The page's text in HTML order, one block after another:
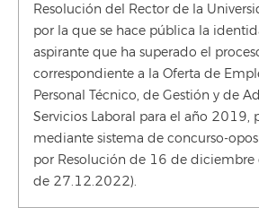
Resolución del Rector de la
por la que se hace pública la
aspirante que ha superado el
correspondiente a la Oferta de
Personal Técnico, de Gestión y de
Servicios Laboral para el año 2019,
mediante sistema de concurso-
por Resolución de 16 de diciembre
de 27.12.2022).